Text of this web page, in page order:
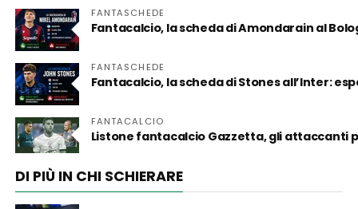
FANTASCHEDE
Fantacalcio, la scheda di Amondarain al
FANTASCHEDE
Fantacalcio, la scheda di Stones all’Inter:
FANTACALCIO
Listone fantacalcio Gazzetta, gli attaccanti
DI PIÙ IN CHI SCHIERARE